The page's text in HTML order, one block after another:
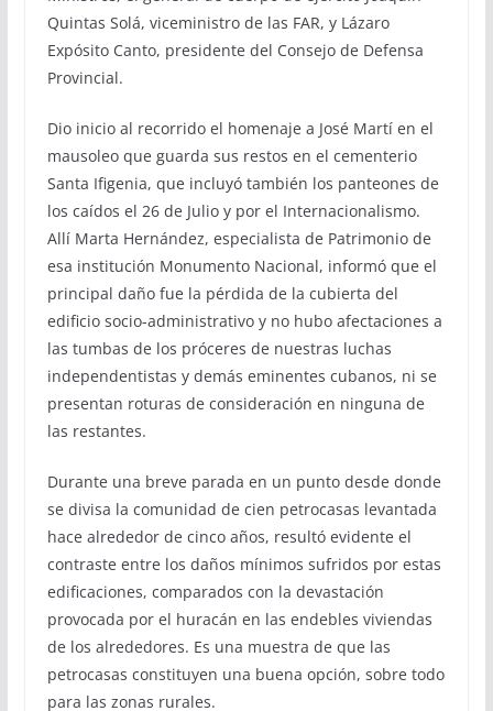
Quintas Solá, viceministro de las FAR, y Lázaro
Expósito Canto, presidente del Consejo de Defensa
Provincial.
Dio inicio al recorrido el homenaje a José Martí en el
mausoleo que guarda sus restos en el cementerio
Santa Ifigenia, que incluyó también los panteones de
los caídos el 26 de Julio y por el Internacionalismo.
Allí Marta Hernández, especialista de Patrimonio de
esa institución Monumento Nacional, informó que el
principal daño fue la pérdida de la cubierta del
edificio socio-administrativo y no hubo afectaciones a
las tumbas de los próceres de nuestras luchas
independentistas y demás eminentes cubanos, ni se
presentan roturas de consideración en ninguna de
las restantes.
Durante una breve parada en un punto desde donde
se divisa la comunidad de cien petrocasas levantada
hace alrededor de cinco años, resultó evidente el
contraste entre los daños mínimos sufridos por estas
edificaciones, comparados con la devastación
provocada por el huracán en las endebles viviendas
de los alrededores. Es una muestra de que las
petrocasas constituyen una buena opción, sobre todo
para las zonas rurales.